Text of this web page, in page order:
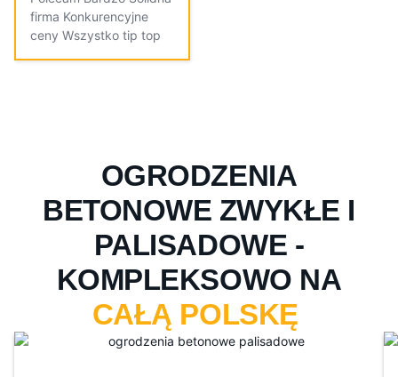
firma Konkurencyjne
ceny Wszystko tip top
OGRODZENIA
BETONOWE ZWYKŁE I
PALISADOWE -
KOMPLEKSOWO NA
CAŁĄ POLSKĘ